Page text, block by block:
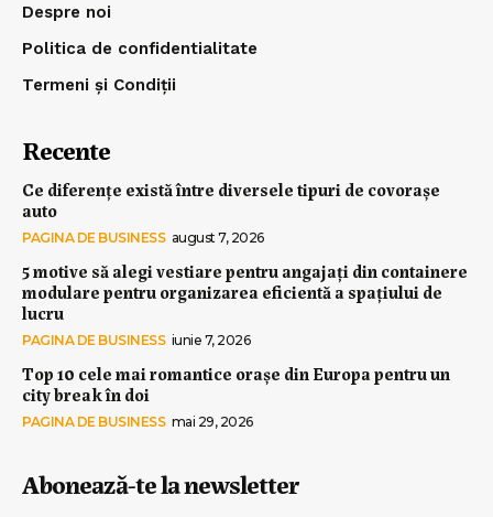
Despre noi
Politica de confidentialitate
Termeni și Condiții
Recente
Ce diferențe există între diversele tipuri de covorașe
auto
PAGINA DE BUSINESS august 7, 2026
5 motive să alegi vestiare pentru angajați din containere
modulare pentru organizarea eficientă a spațiului de
lucru
PAGINA DE BUSINESS iunie 7, 2026
Top 10 cele mai romantice orașe din Europa pentru un
city break în doi
PAGINA DE BUSINESS mai 29, 2026
Abonează-te la newsletter